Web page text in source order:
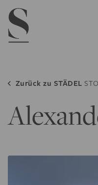
Navigation menu
Zurück zu STÄDEL